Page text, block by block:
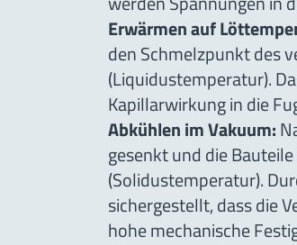
Erwärmen auf
den Schmelzpunkt des
(Liquidustemperatur).
Kapillarwirkung in die
Abkühlen im Vakuum:
gesenkt und die
(Solidustemperatur).
sichergestellt, dass die
hohe mechanische